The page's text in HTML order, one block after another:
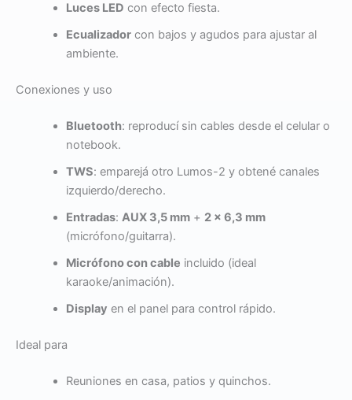
Luces LED con efecto fiesta.
Ecualizadorcon bajos y agudos para ajustar al
ambiente.
Conexiones y uso
Bluetooth: reproducí sin cables desde el celular o
notebook.
TWS: emparejá otro Lumos-2 y obtené canales
izquierdo/derecho.
Entradas: AUX 3,5 mm+ 2 × 6,3 mm
(micrófono/guitarra).
Micrófono con cable incluido (ideal
karaoke/animación).
Display en el panel para control rápido.
Ideal para
Reuniones en casa, patios y quinchos.